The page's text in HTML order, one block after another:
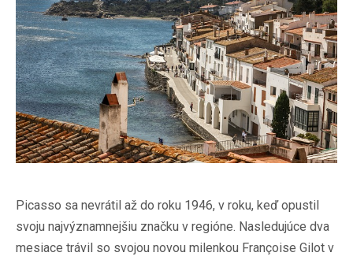
Picasso sa nevrátil až do roku 1946, v roku, keď opustil
svoju najvýznamnejšiu značku v regióne. Nasledujúce dva
mesiace trávil so svojou novou milenkou Françoise Gilot v